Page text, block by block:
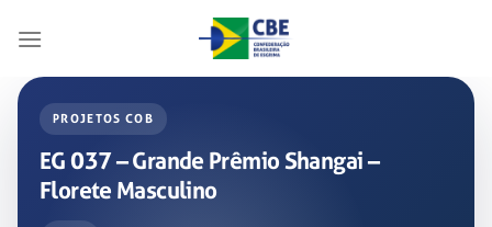
PROJETOS COB
EG 037 – Grande Prêmio Shangai –
Florete Masculino